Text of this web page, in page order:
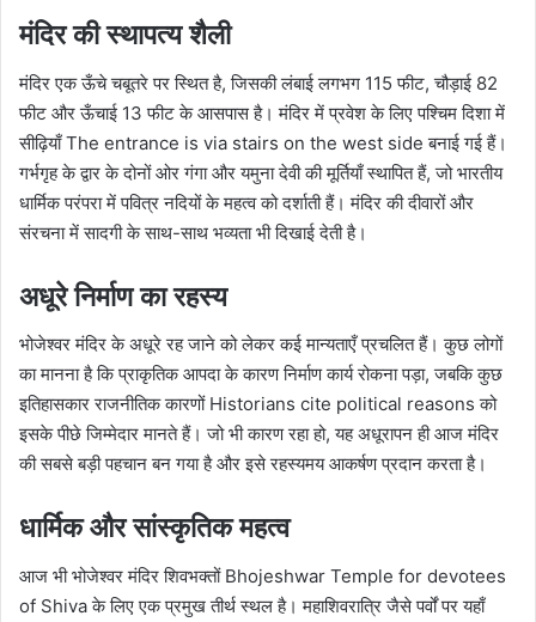
मंदिर की स्थापत्य शैली
मंदिर एक ऊँचे चबूतरे पर स्थित है, जिसकी लंबाई लगभग 115 फीट, चौड़ाई 82
फीट और ऊँचाई 13 फीट के आसपास है। मंदिर में प्रवेश के लिए पश्चिम दिशा में
सीढ़ियाँ The entrance is via stairs on the west side बनाई गई हैं।
गर्भगृह के द्वार के दोनों ओर गंगा और यमुना देवी की मूर्तियाँ स्थापित हैं, जो भारतीय
धार्मिक परंपरा में पवित्र नदियों के महत्व को दर्शाती हैं। मंदिर की दीवारों और
संरचना में सादगी के साथ-साथ भव्यता भी दिखाई देती है।
अधूरे निर्माण का रहस्य
भोजेश्वर मंदिर के अधूरे रह जाने को लेकर कई मान्यताएँ प्रचलित हैं। कुछ लोगों
का मानना है कि प्राकृतिक आपदा के कारण निर्माण कार्य रोकना पड़ा, जबकि कुछ
इतिहासकार राजनीतिक कारणों Historians cite political reasons को
इसके पीछे जिम्मेदार मानते हैं। जो भी कारण रहा हो, यह अधूरापन ही आज मंदिर
की सबसे बड़ी पहचान बन गया है और इसे रहस्यमय आकर्षण प्रदान करता है।
धार्मिक और सांस्कृतिक महत्व
आज भी भोजेश्वर मंदिर शिवभक्तों Bhojeshwar Temple for devotees
of Shiva के लिए एक प्रमुख तीर्थ स्थल है। महाशिवरात्रि जैसे पर्वों पर यहाँ